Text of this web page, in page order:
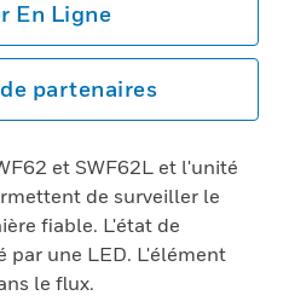
En Ligne
partenaires
et SWF62L et l'unité
de surveiller le
fiable. L'état de
par une LED. L'élément
le flux.